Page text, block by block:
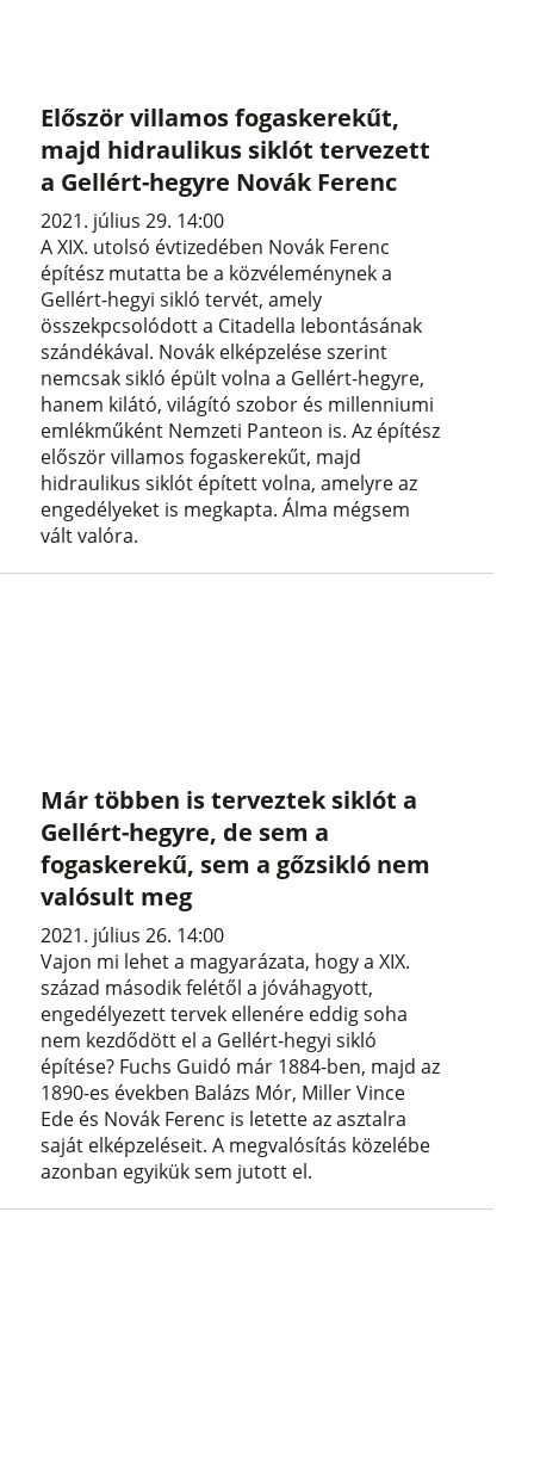
Először villamos fogaskerekűt,
majd hidraulikus siklót tervezett
a Gellért-hegyre Novák Ferenc
2021. július 29. 14:00
A XIX. utolsó évtizedében Novák Ferenc
építész mutatta be a közvéleménynek a
Gellért-hegyi sikló tervét, amely
összekpcsolódott a Citadella lebontásának
szándékával. Novák elképzelése szerint
nemcsak sikló épült volna a Gellért-hegyre,
hanem kilátó, világító szobor és millenniumi
emlékműként Nemzeti Panteon is. Az építész
először villamos fogaskerekűt, majd
hidraulikus siklót épített volna, amelyre az
engedélyeket is megkapta. Álma mégsem
vált valóra.
Már többen is terveztek siklót a
Gellért-hegyre, de sem a
fogaskerekű, sem a gőzsikló nem
valósult meg
2021. július 26. 14:00
Vajon mi lehet a magyarázata, hogy a XIX.
század második felétől a jóváhagyott,
engedélyezett tervek ellenére eddig soha
nem kezdődött el a Gellért-hegyi sikló
építése? Fuchs Guidó már 1884-ben, majd az
1890-es években Balázs Mór, Miller Vince
Ede és Novák Ferenc is letette az asztalra
saját elképzeléseit. A megvalósítás közelébe
azonban egyikük sem jutott el.